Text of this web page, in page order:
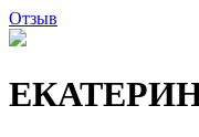
Отзыв